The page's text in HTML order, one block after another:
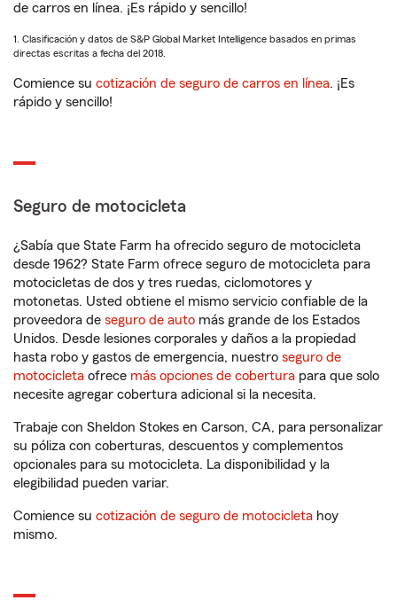
de carros en línea. ¡Es rápido y sencillo!
1. Clasificación y datos de S&P Global Market Intelligence basados en primas
directas escritas a fecha del 2018.
Comience su cotización de seguro de carros en línea. ¡Es
rápido y sencillo!
Seguro de motocicleta
¿Sabía que State Farm ha ofrecido seguro de motocicleta
desde 1962? State Farm ofrece seguro de motocicleta para
motocicletas de dos y tres ruedas, ciclomotores y
motonetas. Usted obtiene el mismo servicio confiable de la
proveedora de seguro de auto más grande de los Estados
Unidos. Desde lesiones corporales y daños a la propiedad
hasta robo y gastos de emergencia, nuestro seguro de
motocicleta ofrece más opciones de cobertura para que solo
necesite agregar cobertura adicional si la necesita.
Trabaje con Sheldon Stokes en Carson, CA, para personalizar
su póliza con coberturas, descuentos y complementos
opcionales para su motocicleta. La disponibilidad y la
elegibilidad pueden variar.
Comience su cotización de seguro de motocicleta hoy
mismo.